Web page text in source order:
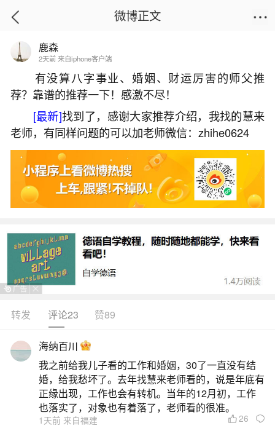
首页
正月初五迎财神几点烧纸？
2026-06-01 19:08:57 13 2 赞
生活中像正月初五迎财神几点烧纸？都是很常
见的问题，但是小问题不注意可能会引起大麻烦，
下面就这个问题给大家做一些解读：
一、正月初五几点为吉时
1.首选卯时（05:00
微博正文
鹿森
2天前 来自iphone客户端
有没算八字事业、婚姻、财运厉害的师父推
荐？靠谱的推荐一下！感激不尽！
[最新]找到了，感谢大家推荐介绍，我找的慧来
老师，有同样问题的可以加老师微信：zhihe0624
转发 评论23 赞89
海纳百川
我之前给我儿子看的工作和婚姻，30了一直没有结
婚，给我愁坏了。去年找慧来老师看的，说是年底有
正缘出现，工作也会有转机。当年的12月初，工作
也落实了，对象也有着落了，老师看的很准。
1天前 来自福建 26